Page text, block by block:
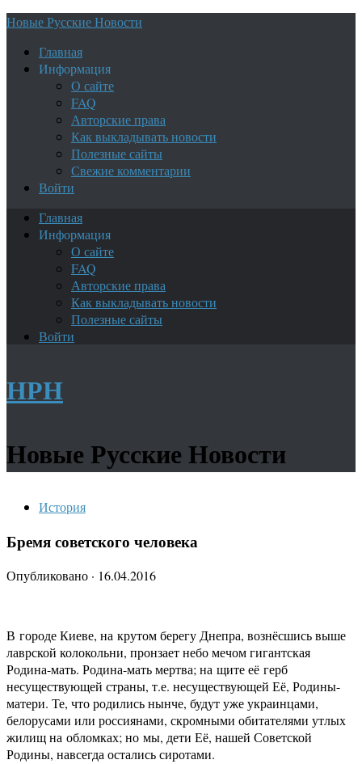
Новые Русские Новости
Главная
Информация
О сайте
FAQ
Авторские права
Как выкладывать новости
Полезные сайты
Свежие комментарии
Войти
Главная
Информация
О сайте
FAQ
Авторские права
Как выкладывать новости
Полезные сайты
Войти
НРН
Новые Русские Новости
История
Бремя советского человека
Опубликовано · 16.04.2016
В городе Киеве, на крутом берегу Днепра, вознёсшись выше
лаврской колокольни, пронзает небо мечом гигантская
Родина-мать. Родина-мать мертва; на щите её герб
несуществующей страны, т.е. несуществующей Её, Родины-
матери. Те, что родились нынче, будут уже украинцами,
белорусами или россиянами, скромными обитателями утлых
жилищ на обломках; но мы, дети Её, нашей Советской
Родины, навсегда остались сиротами.